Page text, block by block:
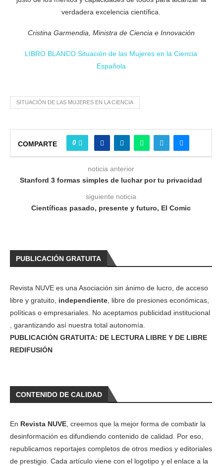
verdadera excelencia científica.
Cristina Garmendia, Ministra de Ciencia e Innovación
LIBRO BLANCO Situación de las Mujeres en la Ciencia
Española
SITUACIÓN DE LAS MUJERES EN LA CIENCIA
COMPARTE 0
noticia anterior
Stanford 3 formas simples de luchar por tu privacidad
siguiente noticia
Científicas pasado, presente y futuro, El Comic
PUBLICACIÓN GRATUITA
Revista NUVE es una Asociación sin ánimo de lucro, de acceso
libre y gratuito, independiente , libre de presiones económicas,
políticas o empresariales. No aceptamos publicidad institucional
, garantizando así nuestra total autonomía.
PUBLICACIÓN GRATUITA: DE LECTURA LIBRE Y DE LIBRE
REDIFUSIÓN
CONTENIDO DE CALIDAD
En Revista NUVE , creemos que la mejor forma de combatir la
desinformación es difundiendo contenido de calidad. Por eso,
republicamos reportajes completos de otros medios y editoriales
de prestigio. Cada artículo viene con el logotipo y el enlace a la